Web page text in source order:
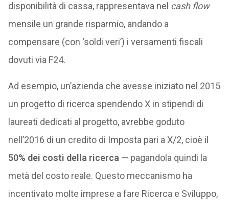
disponibilità di cassa, rappresentava nel cash flow
mensile un grande risparmio, andando a
compensare (con ‘soldi veri’) i versamenti fiscali
dovuti via F24.
Ad esempio, un’azienda che avesse iniziato nel 2015
un progetto di ricerca spendendo X in stipendi di
laureati dedicati al progetto, avrebbe goduto
nell’2016 di un credito di Imposta pari a X/2, cioè il
50% dei costi della ricerca — pagandola quindi la
metà del costo reale. Questo meccanismo ha
incentivato molte imprese a fare Ricerca e Sviluppo,